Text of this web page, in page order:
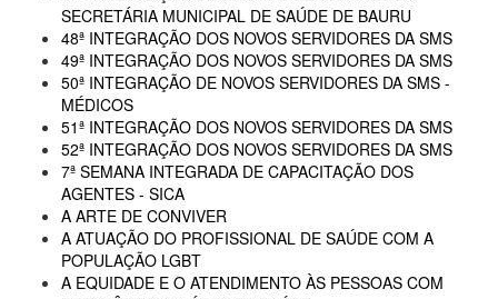
SECRETÁRIA MUNICIPAL DE SAÚDE DE BAURU
48ª INTEGRAÇÃO DOS NOVOS SERVIDORES DA SMS
49ª INTEGRAÇÃO DOS NOVOS SERVIDORES DA SMS
50ª INTEGRAÇÃO DE NOVOS SERVIDORES DA SMS -
MÉDICOS
51ª INTEGRAÇÃO DOS NOVOS SERVIDORES DA SMS
52ª INTEGRAÇÃO DOS NOVOS SERVIDORES DA SMS
7ª SEMANA INTEGRADA DE CAPACITAÇÃO DOS
AGENTES - SICA
A ARTE DE CONVIVER
A ATUAÇÃO DO PROFISSIONAL DE SAÚDE COM A
POPULAÇÃO LGBT
A EQUIDADE E O ATENDIMENTO ÀS PESSOAS COM